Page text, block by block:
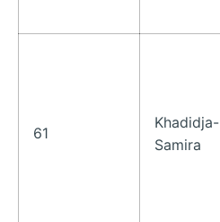
61
Khadidja-
Samira